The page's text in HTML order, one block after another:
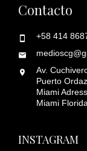
Contacto
+58 414
Av.
Puerto
Miami
Miami
INSTAGRAM